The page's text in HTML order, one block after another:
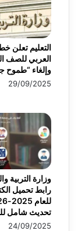
التعليم تعلن
العربي للصف
وإلغاء “طموح
29/09/2025
وزارة التربية
رابط تحميل
تحديث شامل
24/09/2025